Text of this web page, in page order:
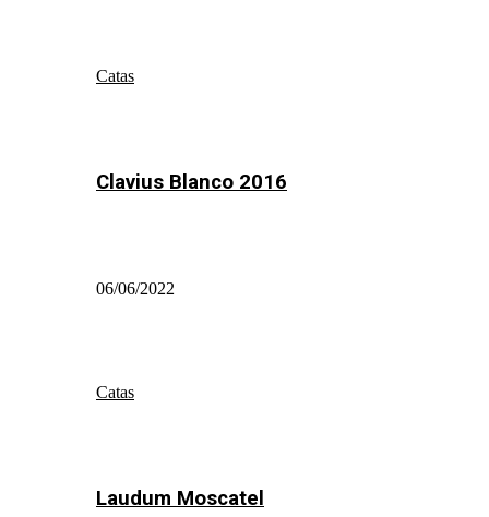
Catas
Clavius Blanco 2016
06/06/2022
Catas
Laudum Moscatel